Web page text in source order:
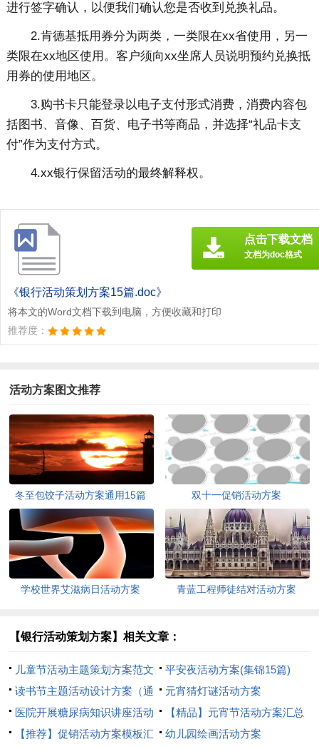
进行签字确认，以便我们确认您是否收到兑换礼品。
2.肯德基抵用券分为两类，一类限在xx省使用，另一
类限在xx地区使用。客户须向xx坐席人员说明预约兑换抵
用券的使用地区。
3.购书卡只能登录以电子支付形式消费，消费内容包
括图书、音像、百货、电子书等商品，并选择“礼品卡支
付”作为支付方式。
4.xx银行保留活动的最终解释权。
《银行活动策划方案15篇.doc》
将本文的Word文档下载到电脑，方便收藏和打印
推荐度：
点击下载文档
文档为doc格式
活动方案图文推荐
冬至包饺子活动方案通用15篇 双十一促销活动方案
学校世界艾滋病日活动方案 青蓝工程师徒结对活动方案
【银行活动策划方案】相关文章：
儿童节活动主题策划方案范文
平安夜活动方案(集锦15篇)
读书节主题活动设计方案（通
用6篇）
元宵猜灯谜活动方案
医院开展糖尿病知识讲座活动
方案7篇
【精品】元宵节活动方案汇总
七篇
【推荐】促销活动方案模板汇
幼儿园绘画活动方案